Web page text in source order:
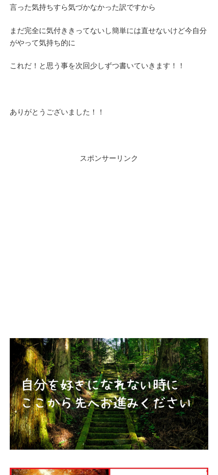
言った気持ちすら気づかなかった訳ですから
まだ完全に気付ききってないし簡単には直せないけど今自分
がやって気持ち的に
これだ！と思う事を次回少しずつ書いていきます！！
ありがとうございました！！
スポンサーリンク